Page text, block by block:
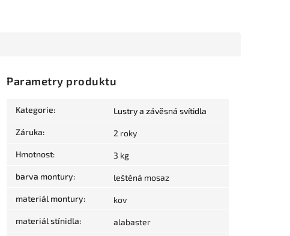
Parametry produktu
Kategorie: Lustry a závěsná svítidla
Záruka: 2 roky
Hmotnost: 3 kg
barva montury: leštěná mosaz
materiál montury: kov
materiál stínidla: alabaster